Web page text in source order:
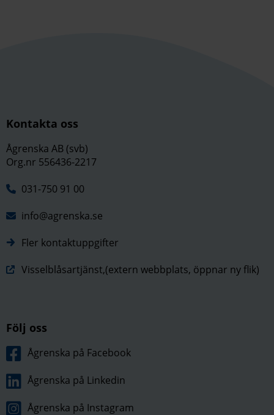
Kontakta oss
Ågrenska AB (svb)
Org.nr 556436-2217
031-750 91 00
info@agrenska.se
Fler kontaktuppgifter
Visselblåsartjänst,(extern webbplats, öppnar ny flik)
Följ oss
Ågrenska på Facebook
Ågrenska på Linkedin
Ågrenska på Instagram